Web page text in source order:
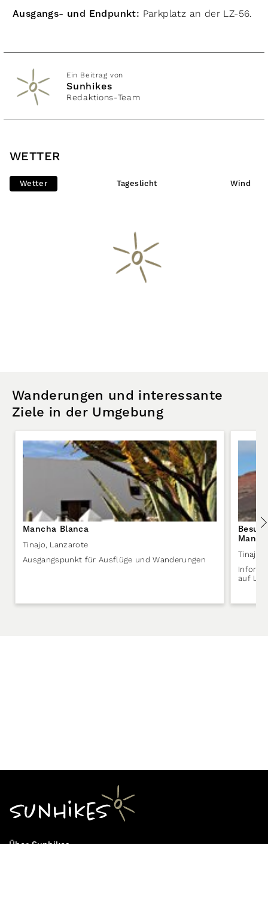
Ausgangs- und Endpunkt: Parkplatz an der LZ-56.
Ein Beitrag von
Sunhikes
Redaktions-Team
WETTER
Wetter Tageslicht Wind
Wanderungen und interessante
Ziele in der Umgebung
Mancha Blanca
Tinajo, Lanzarote
Ausgangspunkt für Ausflüge und Wanderungen
Tinajo
auf
Über Sunhikes